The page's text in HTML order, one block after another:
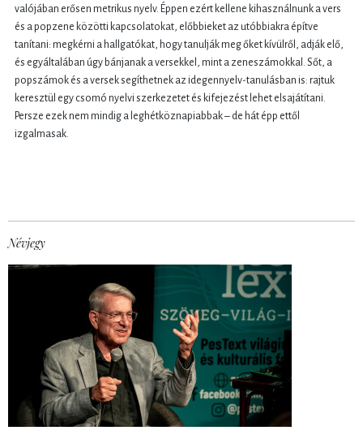
valójában erősen metrikus nyelv. Éppen ezért kellene kihasználnunk a vers
és a popzene közötti kapcsolatokat, előbbieket az utóbbiakra építve
tanítani: megkérni a hallgatókat, hogy tanulják meg őket kívülről, adják elő,
és egyáltalában úgy bánjanak a versekkel, mint a zeneszámokkal. Sőt, a
popszámok és a versek segíthetnek az idegennyelv-tanulásban is: rajtuk
keresztül egy csomó nyelvi szerkezetet és kifejezést lehet elsajátítani.
Persze ezek nem mindig a leghétköznapiabbak – de hát épp ettől
izgalmasak.
Névjegy